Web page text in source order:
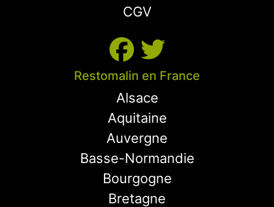
CGV
Restomalin en France
Alsace
Aquitaine
Auvergne
Basse-Normandie
Bourgogne
Bretagne